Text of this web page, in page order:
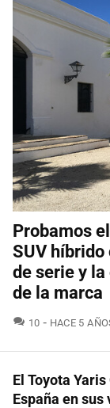
Probamos
SUV
de serie y
de la marca
10 HACE 5
El Toyota
España en sus